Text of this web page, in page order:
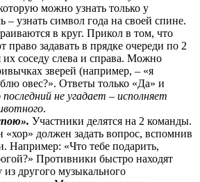
можно узнать только у
– узнать символ года на своей спине.
в круг. Прикол в том, что
право задавать в прядке очереди по 2
их соседу слева и справа. Можно
зверей (например, – «я
овес?». Ответы только «Да» и
не угадает – исполняет
.
Участники делятся на 2 команды.
должен задать вопрос, вспомнив
Например: «Что тебе подарить,
Противники быстро находят
другого музыкального